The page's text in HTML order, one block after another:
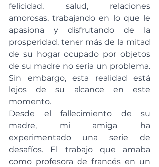
felicidad, salud, relaciones
amorosas, trabajando en lo que le
apasiona y disfrutando de la
prosperidad, tener más de la mitad
de su hogar ocupado por objetos
de su madre no sería un problema.
Sin embargo, esta realidad está
lejos de su alcance en este
momento.
Desde el fallecimiento de su
madre, mi amiga ha
experimentado una serie de
desafíos. El trabajo que amaba
como profesora de francés en un